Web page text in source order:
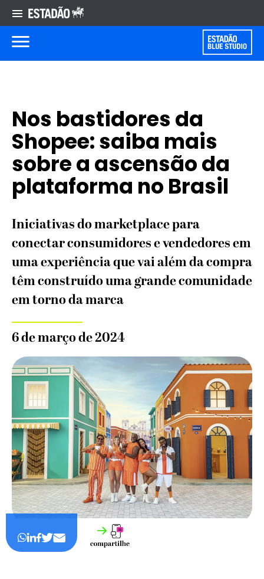
Nos bastidores da
Shopee: saiba mais
sobre a ascensão da
plataforma no Brasil
Iniciativas do marketplace para
conectar consumidores e vendedores em
uma experiência que vai além da compra
têm construído uma grande comunidade
em torno da marca
6 de março de 2024